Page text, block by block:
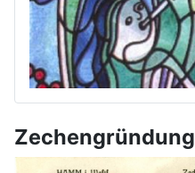
Zechengründung